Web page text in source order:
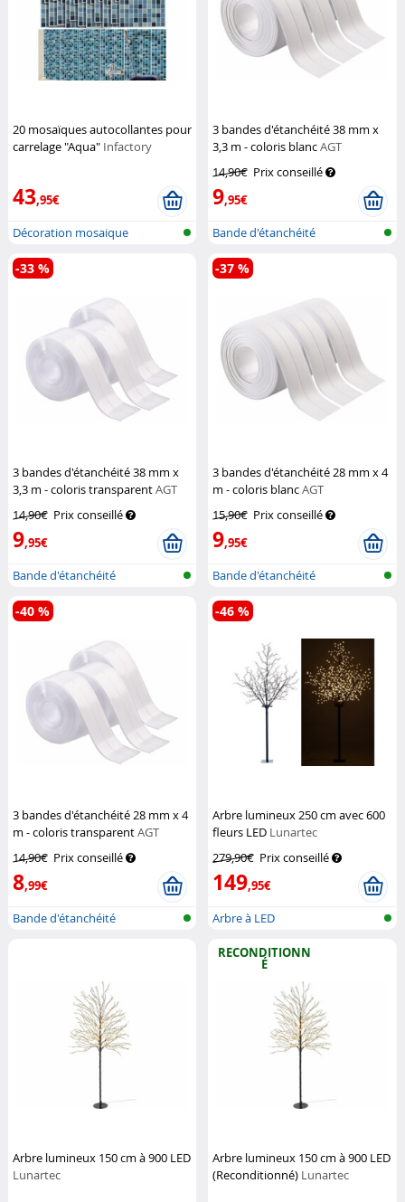
20 mosaïques autocollantes pour
carrelage "Aqua" Infactory
43,95€
Décoration mosaique
autocollante
3 bandes d'étanchéité 38 mm x
3,3 m - coloris blancAGT
14,90€ Prix conseillé
9,95€
Bande d'étanchéité
autocollante
3 bandes d'étanchéité 38 mm x
3,3 m - coloris transparentAGT
14,90€ Prix conseillé
9,95€
-33 %
Bande d'étanchéité
autocollante
3 bandes d'étanchéité 28 mm x 4
m - coloris blancAGT
15,90€ Prix conseillé
9,95€
-37 %
Bande d'étanchéité
autocollante
3 bandes d'étanchéité 28 mm x 4
m - coloris transparentAGT
14,90€ Prix conseillé
8,99€
-40 %
Bande d'étanchéité
Arbre lumineux 250 cm avec 600
fleurs LED Lunartec
279,90€ Prix conseillé
149,95€
-46 %
Arbre à LED
Arbre lumineux 150 cm à 900 LED
Lunartec
RECONDITIONN
É
Arbre lumineux 150 cm à 900 LED
(Reconditionné) Lunartec